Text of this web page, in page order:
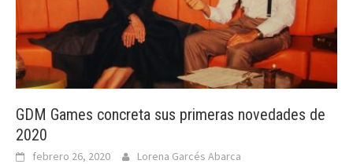
GDM Games concreta sus primeras novedades de
2020
febrero 26, 2020 Lorena Garcés Abarca